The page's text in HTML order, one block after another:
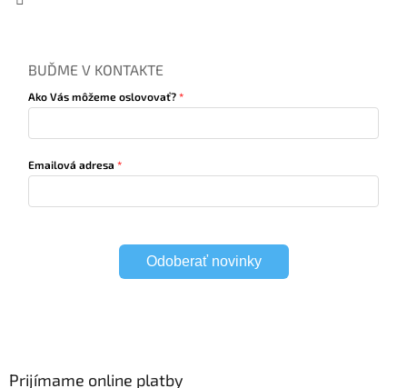
BUĎME V KONTAKTE
Ako Vás môžeme oslovovať?
Emailová adresa
Odoberať novinky
Prijímame online platby